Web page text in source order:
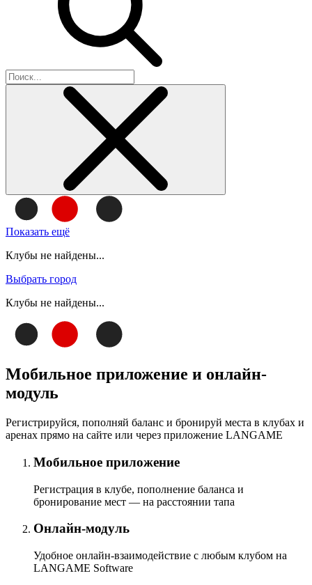
Показать ещё
Клубы не найдены...
Выбрать город
Клубы не найдены...
Мобильное приложение и онлайн-
модуль
Регистрируйся, пополняй баланс и бронируй места в клубах и
аренах прямо на сайте или через приложение LANGAME
Мобильное приложение
Регистрация в клубе, пополнение баланса и
бронирование мест — на расстоянии тапа
Онлайн-модуль
Удобное онлайн-взаимодействие с любым клубом на
LANGAME Software